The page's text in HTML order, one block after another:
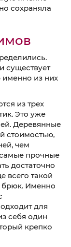
сохраняла
существует
из них
из трех
Это уже
Деревянные
стоимостью,
чем
прочные
достаточно
всего такой
брюк. Именно
для
себя один
крепко